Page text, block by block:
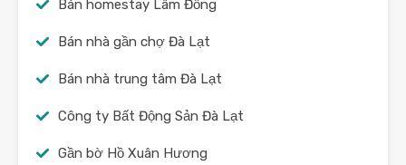
Bán homestay Lâm Đồng
Bán nhà gần chợ Đà Lạt
Bán nhà trung tâm Đà Lạt
Công ty Bất Động Sản Đà Lạt
Gần bờ Hồ Xuân Hương